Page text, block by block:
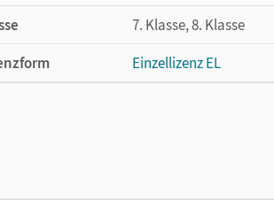
7. Klasse, 8. Klasse
Einzellizenz EL